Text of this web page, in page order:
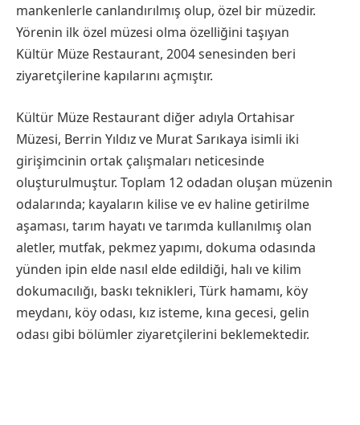
mankenlerle canlandırılmış olup, özel bir müzedir.
Yörenin ilk özel müzesi olma özelliğini taşıyan
Kültür Müze Restaurant, 2004 senesinden beri
ziyaretçilerine kapılarını açmıştır.
Kültür Müze Restaurant diğer adıyla Ortahisar
Müzesi, Berrin Yıldız ve Murat Sarıkaya isimli iki
girişimcinin ortak çalışmaları neticesinde
oluşturulmuştur. Toplam 12 odadan oluşan müzenin
odalarında; kayaların kilise ve ev haline getirilme
aşaması, tarım hayatı ve tarımda kullanılmış olan
aletler, mutfak, pekmez yapımı, dokuma odasında
yünden ipin elde nasıl elde edildiği, halı ve kilim
dokumacılığı, baskı teknikleri, Türk hamamı, köy
meydanı, köy odası, kız isteme, kına gecesi, gelin
odası gibi bölümler ziyaretçilerini beklemektedir.